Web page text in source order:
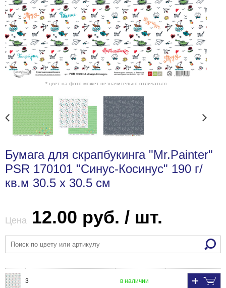
* цвет на фото может незначительно отличаться
Бумага для скрапбукинга "Mr.Painter"
PSR 170101 "Синус-Косинус" 190 г/
кв.м 30.5 x 30.5 см
Цена 12.00 руб. / шт.
3 в наличии